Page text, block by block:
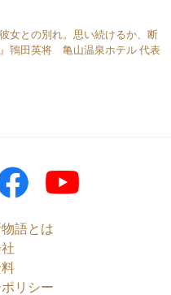
女との別れ。思い続けるか、断
鴇田英将 亀山温泉ホテル 代表
語とは
リシー